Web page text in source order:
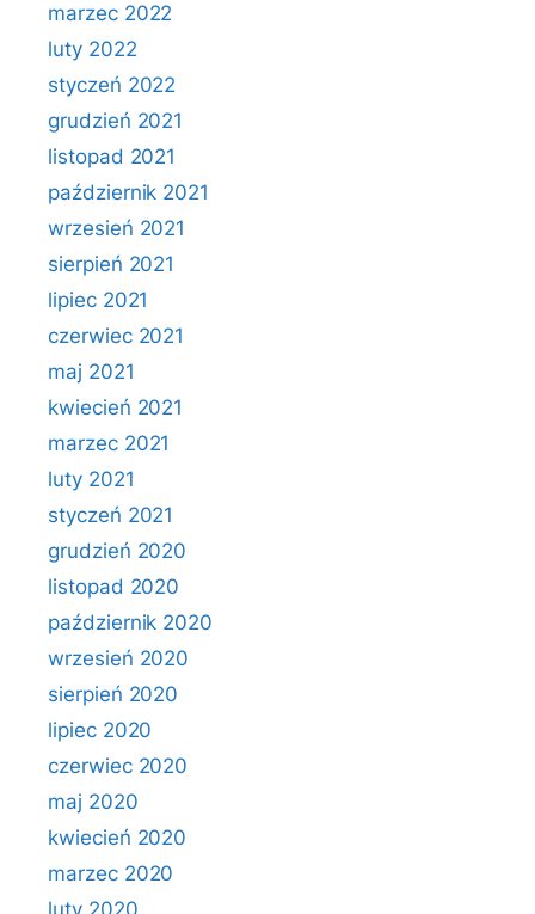
marzec 2022
luty 2022
styczeń 2022
grudzień 2021
listopad 2021
październik 2021
wrzesień 2021
sierpień 2021
lipiec 2021
czerwiec 2021
maj 2021
kwiecień 2021
marzec 2021
luty 2021
styczeń 2021
grudzień 2020
listopad 2020
październik 2020
wrzesień 2020
sierpień 2020
lipiec 2020
czerwiec 2020
maj 2020
kwiecień 2020
marzec 2020
luty 2020